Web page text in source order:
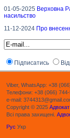
01-05-2025 Верховна
насильство
11-12-2024 Про
Підписатись
Viber, WhatsApp: +38
Телефони: +38 (066)
e-mail:
Copyright © 2025
Всі права захищені.
Рус Укр